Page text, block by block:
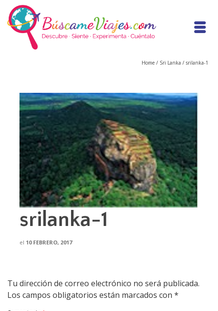
Home / Sri Lanka / srilanka-1
srilanka-1
el 10 FEBRERO, 2017
Tu dirección de correo electrónico no será publicada.
Los campos obligatorios están marcados con *